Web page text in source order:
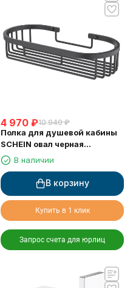
4 970 ₽10 940 ₽
Полка для душевой кабины
SCHEIN овал черная
(9312MB)
В наличии
В корзину
Купить в 1 клик
Запрос счета для юрлиц